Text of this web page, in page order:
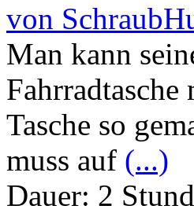
von
Man kann
Fahrradtasche
Tasche so
muss auf (...)
Dauer: 2